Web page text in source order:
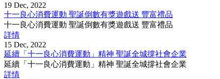
19 Dec, 2022
十一良心消費運動 聖誕倒數有獎遊戲送 豐富禮品
十一良心消費運動 聖誕倒數有獎遊戲送 豐富禮品
詳情
15 Dec, 2022
延續「十一良心消費運動」精神 聖誕全城撐社會企業
延續「十一良心消費運動」精神 聖誕全城撐社會企業
詳情